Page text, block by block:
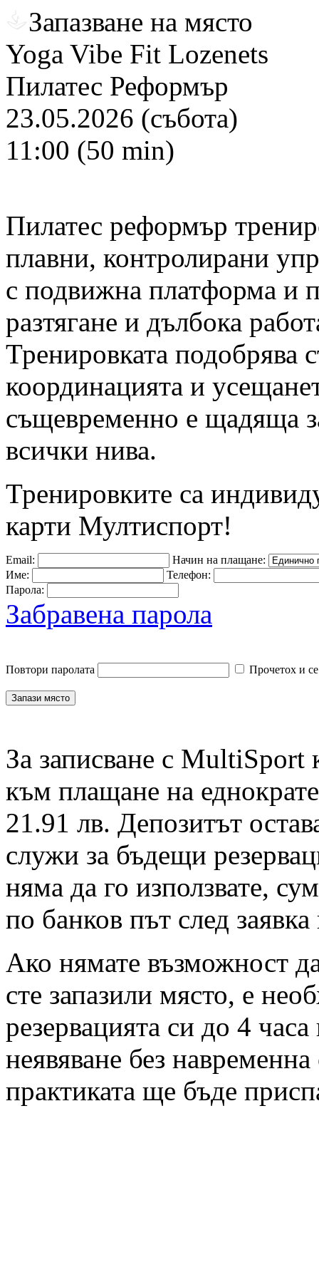
Запазване на място
Yoga Vibe Fit Lozenets
Пилатес Реформър
23.05.2026 (събота)
11:00 (50 min)
Пилатес реформър
плавни, контролирани
с подвижна платформа и
разтягане и дълбока
Тренировката подобрява
координацията и
същевременно е щадяща
всички нива.
Тренировките са
карти Мултиспорт!
Email:
Начин на плащане:
Име:
Телефон:
Парола:
Забравена парола
Повтори паролата Прочетох и
За записване с MultiSport
към плащане на
21.91 лв. Депозитът
служи за бъдещи
няма да го използвате,
по банков път след
Ако нямате възможност
сте запазили място, е
резервацията си до 4
неявяване без
практиката ще бъде